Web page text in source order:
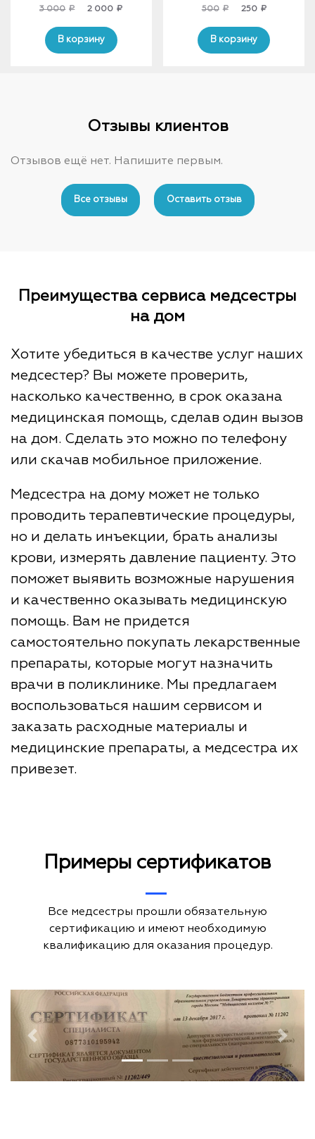
3 000 ₽
Original
was:
3
2 000 ₽Current
В корзину
500 ₽
Original
was:
500₽.
250 ₽Current
is:
В корзину
Отзывы клиентов
Отзывов ещё нет. Напишите первым.
Все отзывы Оставить отзыв
Преимущества сервиса медсестры
на дом
Хотите убедиться в качестве услуг наших
медсестер? Вы можете проверить,
насколько качественно, в срок оказана
медицинская помощь, сделав один вызов
на дом. Сделать это можно по телефону
или скачав мобильное приложение.
Медсестра на дому может не только
проводить терапевтические процедуры,
но и делать инъекции, брать анализы
крови, измерять давление пациенту. Это
поможет выявить возможные нарушения
и качественно оказывать медицинскую
помощь. Вам не придется
самостоятельно покупать лекарственные
препараты, которые могут назначить
врачи в поликлинике. Мы предлагаем
воспользоваться нашим сервисом и
заказать расходные материалы и
медицинские препараты, а медсестра их
привезет.
Примеры сертификатов
Все медсестры прошли обязательную
сертификацию и имеют необходимую
квалификацию для оказания процедур.
Previous Next